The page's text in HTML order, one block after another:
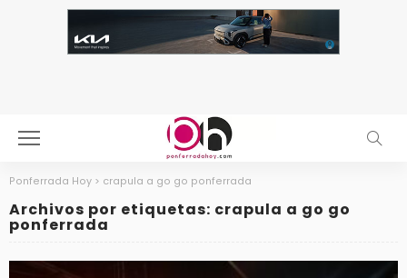
Ponferrada Hoy > crapula a go go ponferrada
Archivos por etiquetas: crapula a go go
ponferrada